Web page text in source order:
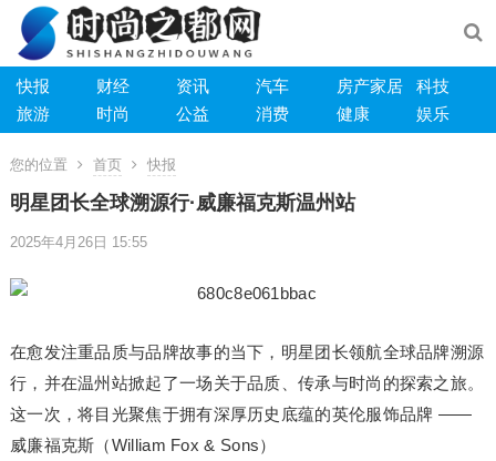
快报 财经 资讯 汽车 房产家居
科技
旅游
时尚 公益 消费 健康 娱乐
您的位置 首页 快报
明星团长全球溯源行·威廉福克斯温州站
2025年4月26日 15:55
在愈发注重品质与品牌故事的当下，明星团长领航全球品牌溯源
行，并在温州站掀起了一场关于品质、传承与时尚的探索之旅。
这一次，将目光聚焦于拥有深厚历史底蕴的英伦服饰品牌 ——
威廉福克斯（William Fox & Sons）